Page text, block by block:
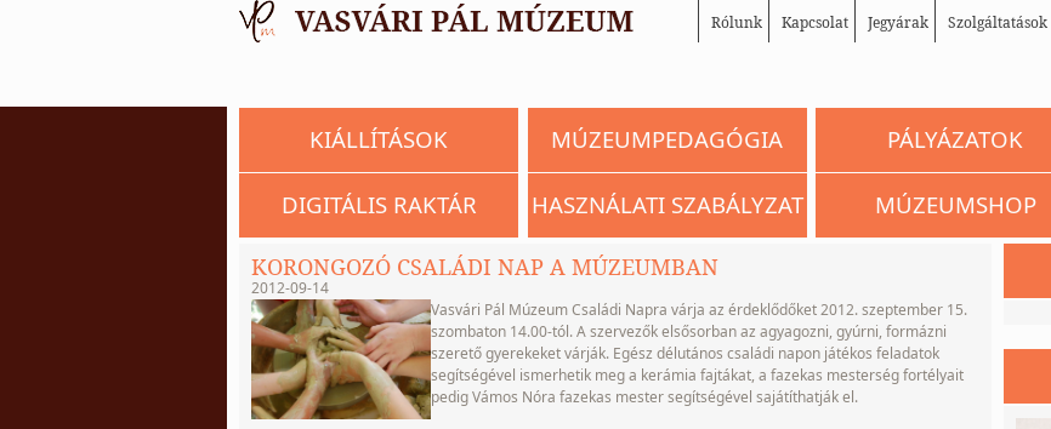
Rólunk Kapcsolat Jegyárak Szolgáltatások
KIÁLLÍTÁSOK MÚZEUMPEDAGÓGIA PÁLYÁZATOK
DIGITÁLIS RAKTÁR HASZNÁLATI SZABÁLYZAT MÚZEUMSHOP
KORONGOZÓ CSALÁDI NAP A MÚZEUMBAN
2012-09-14
Vasvári Pál Múzeum Családi Napra várja az érdeklődőket 2012. szeptember 15.
szombaton 14.00-tól. A szervezők elsősorban az agyagozni, gyúrni, formázni
szerető gyerekeket várják. Egész délutános családi napon játékos feladatok
segítségével ismerhetik meg a kerámia fajtákat, a fazekas mesterség fortélyait
pedig Vámos Nóra fazekas mester segítségével sajátíthatják el.